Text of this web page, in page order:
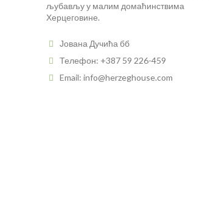
љубављу у малим домаћинствима
Херцеговине.
Јована Дучића бб
Телефон: +387 59 226-459
Email: info@herzeghouse.com